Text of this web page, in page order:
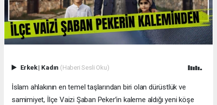
Erkek| Kadın (Haberi Sesli Oku)
İslam ahlakının en temel taşlarından biri olan dürüstlük ve
samimiyet, İlçe Vaizi Şaban Peker’in kaleme aldığı yeni köşe